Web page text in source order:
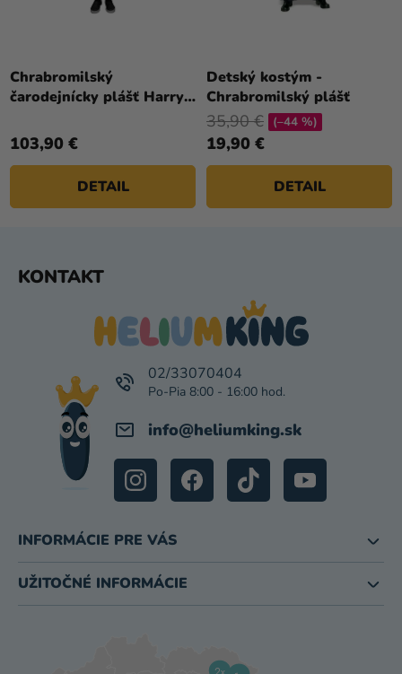
Chrabromilský
čarodejnícky plášť Harry
103,90 €
DETAIL
Detský kostým -
Chrabromilský plášť
19,90 €
35,90 € (–44 %)
DETAIL
KONTAKT
info@heliumking.sk
02/33070404
INFORMÁCIE PRE VÁS
UŽITOČNÉ INFORMÁCIE